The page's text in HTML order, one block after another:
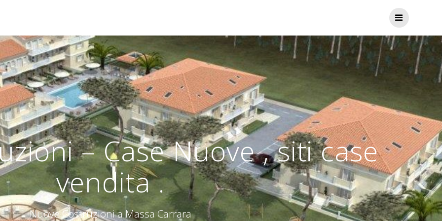
– Case Nuove , siti case
vendita .
Nuove Costruzioni a Massa Carrara